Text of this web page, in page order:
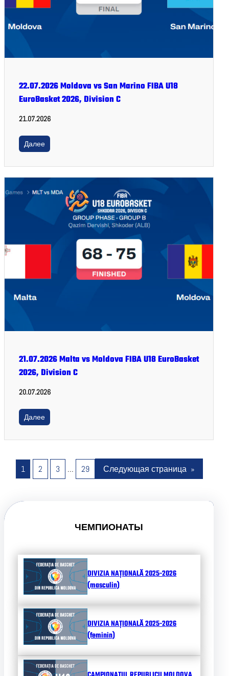
22.07.2026 Moldova vs San Marino FIBA U18
EuroBasket 2026, Division C
21.07.2026
Далее
21.07.2026 Malta vs Moldova FIBA U18 EuroBasket
2026, Division C
20.07.2026
Далее
1 2 3 … 29 Следующая страница »
ЧЕМПИОНАТЫ
DIVIZIA NAȚIONALĂ 2025-2026
(masculin)
DIVIZIA NAȚIONALĂ 2025-2026
(feminin)